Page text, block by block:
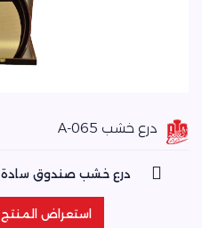
درع خشب A-065
درع خشب صندوق سادة
استعراض المنتج